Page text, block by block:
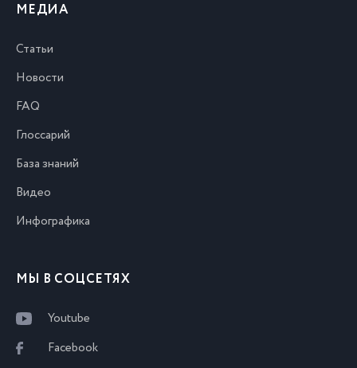
МЕДИА
Статьи
Новости
FAQ
Глоссарий
База знаний
Видео
Инфографика
МЫ В СОЦСЕТЯХ
Youtube
Facebook